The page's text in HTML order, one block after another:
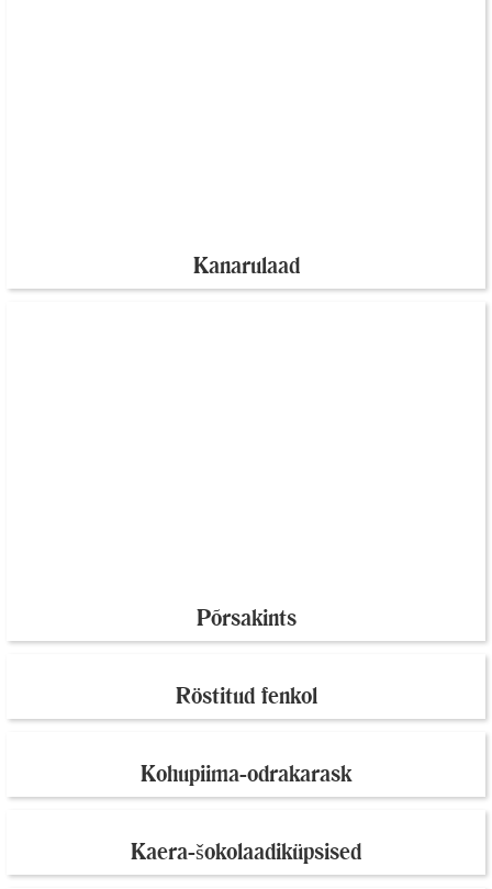
Kanarulaad
Põrsakints
Röstitud fenkol
Kohupiima-odrakarask
Kaera-šokolaadiküpsised